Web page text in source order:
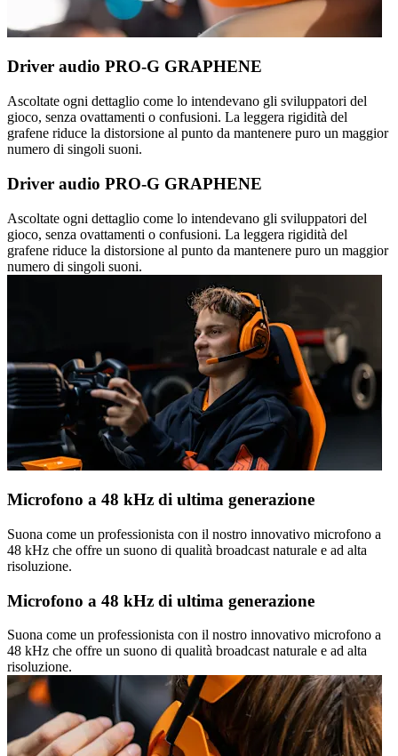
Driver audio PRO-G GRAPHENE
Ascoltate ogni dettaglio come lo intendevano gli sviluppatori del
gioco, senza ovattamenti o confusioni. La leggera rigidità del
grafene riduce la distorsione al punto da mantenere puro un maggior
numero di singoli suoni.
Driver audio PRO-G GRAPHENE
Ascoltate ogni dettaglio come lo intendevano gli sviluppatori del
gioco, senza ovattamenti o confusioni. La leggera rigidità del
grafene riduce la distorsione al punto da mantenere puro un maggior
numero di singoli suoni.
Microfono a 48 kHz di ultima generazione
Suona come un professionista con il nostro innovativo microfono a
48 kHz che offre un suono di qualità broadcast naturale e ad alta
risoluzione.
Microfono a 48 kHz di ultima generazione
Suona come un professionista con il nostro innovativo microfono a
48 kHz che offre un suono di qualità broadcast naturale e ad alta
risoluzione.